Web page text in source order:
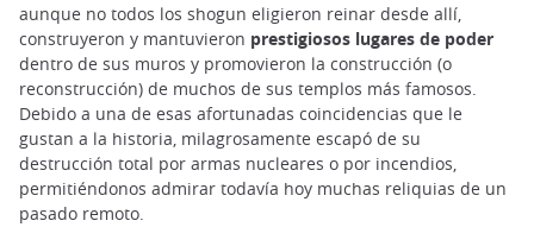
aunque no todos los shogun eligieron reinar desde allí,
construyeron y mantuvieron prestigiosos lugares de poder
dentro de sus muros y promovieron la construcción (o
reconstrucción) de muchos de sus templos más famosos.
Debido a una de esas afortunadas coincidencias que le
gustan a la historia, milagrosamente escapó de su
destrucción total por armas nucleares o por incendios,
permitiéndonos admirar todavía hoy muchas reliquias de un
pasado remoto.